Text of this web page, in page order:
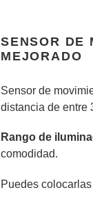
SENSOR DE
MEJORADO
Sensor de
distancia de entre
Rango de
comodidad.
Puedes